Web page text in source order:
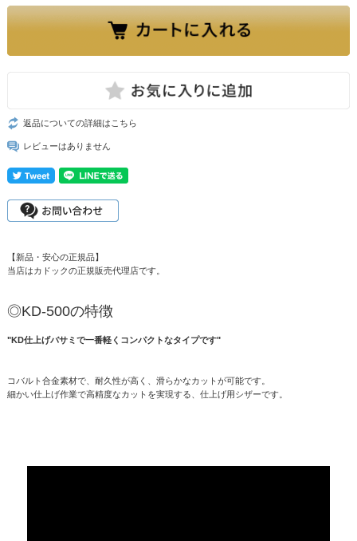
返品についての詳細はこちら
レビューはありません
【新品・安心の正規品】
当店はカドックの正規販売代理店です。
◎KD-500の特徴
"KD仕上げバサミで一番軽くコンパクトなタイプです"
コバルト合金素材で、耐久性が高く、滑らかなカットが可能です。
細かい仕上げ作業で高精度なカットを実現する、仕上げ用シザーです。